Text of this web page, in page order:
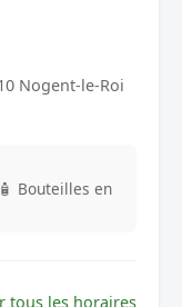
Nogent-le-Roi
🧴 Bouteilles en
tous les horaires